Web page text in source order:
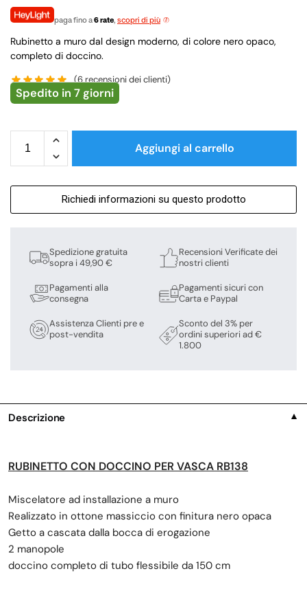
paga fino a6 rate, scopri di più
Rubinetto a muro dal design moderno, di colore nero opaco,
completo di doccino.
(6recensioni dei clienti)
Spedito in 7 giorni
Aggiungi al carrello
Richiedi informazioni su questo prodotto
Spedizione gratuita
sopra i 49,90 €
Pagamenti alla
consegna
Assistenza Clienti pre e
post-vendita
Recensioni Verificate dei
nostri clienti
Pagamenti sicuri con
Carta e Paypal
Sconto del 3% per
ordini superiori ad €
1.800
Descrizione ▼
RUBINETTO CON DOCCINO PER VASCA RB138
Miscelatore ad installazione a muro
Realizzato in ottone massiccio con finitura nero opaca
Getto a cascata dalla bocca di erogazione
2 manopole
doccino completo di tubo flessibile da 150 cm